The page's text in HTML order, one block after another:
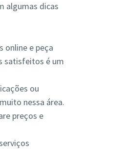
algumas dicas
online e peça
satisfeitos é um
ou
nessa área.
preços e